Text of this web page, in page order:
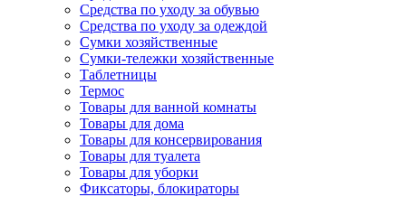
Средства по уходу за обувью
Средства по уходу за одеждой
Сумки хозяйственные
Сумки-тележки хозяйственные
Таблетницы
Термос
Товары для ванной комнаты
Товары для дома
Товары для консервирования
Товары для туалета
Товары для уборки
Фиксаторы, блокираторы